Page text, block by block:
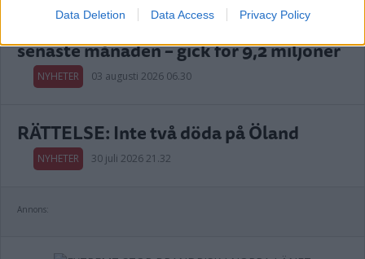
Data Deletion Data Access Privacy Policy
Här är dyraste huset i Kalmar kommun
senaste månaden – gick för 9,2 miljoner
NYHETER 03 augusti 2026 06.30
RÄTTELSE: Inte två döda på Öland
NYHETER 30 juli 2026 21.32
Annons: